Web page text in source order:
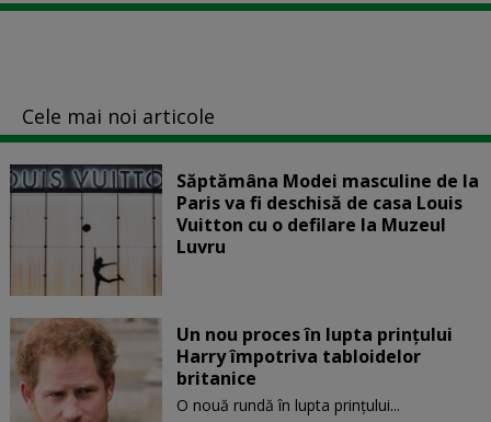
Cele mai noi articole
Săptămâna Modei masculine de la
Paris va fi deschisă de casa Louis
Vuitton cu o defilare la Muzeul
Luvru
Un nou proces în lupta prinţului
Harry împotriva tabloidelor
britanice
O nouă rundă în lupta prinţului...